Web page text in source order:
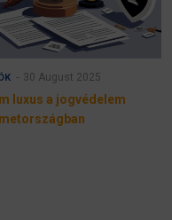
30 August 2025
luxus a jogvédelem